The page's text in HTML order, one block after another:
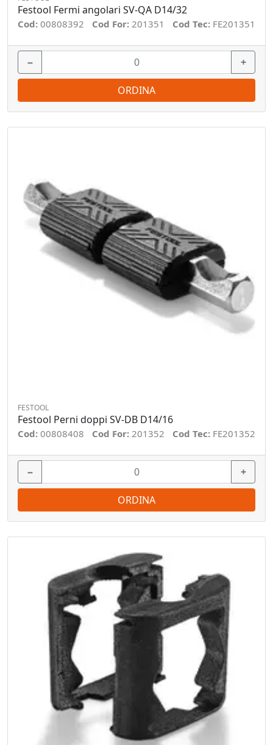
Festool Fermi angolari SV-QA D14/32
Cod: 00808392 Cod For: 201351 Cod Tec: FE201351
− +
ORDINA
FESTOOL
Festool Perni doppi SV-DB D14/16
Cod: 00808408 Cod For: 201352 Cod Tec: FE201352
− +
ORDINA